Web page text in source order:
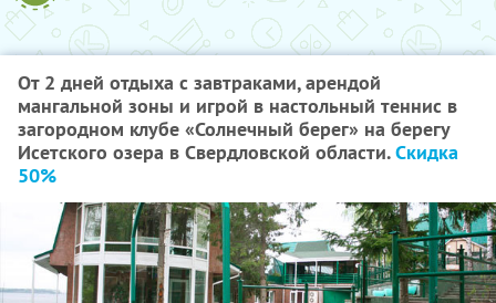
От 2 дней отдыха с завтраками, арендой
мангальной зоны и игрой в настольный теннис в
загородном клубе «Солнечный берег» на берегу
Исетского озера в Свердловской области.Скидка
50%